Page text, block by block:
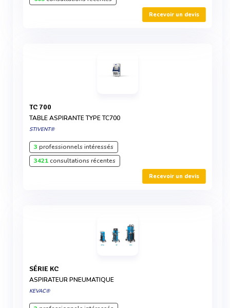
Recevoir un devis
TC 700
TABLE ASPIRANTE TYPE TC700
STIVENT®
3 professionnels intéressés
3421consultations récentes
Recevoir un devis
SÉRIE KC
ASPIRATEUR PNEUMATIQUE
KEVAC®